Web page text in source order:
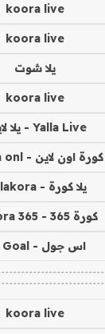
koora live
koora live
يلا شوت
koora live
Yalla Live - يلا لايف
كورة اون لاين - koora onl
يلا كورة - yallakora
كورة 365 - kooora 365
اس جول - AS Goal
koora live